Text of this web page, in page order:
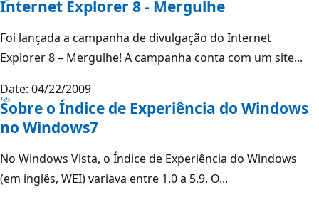
Internet Explorer 8 - Mergulhe
Foi lançada a campanha de divulgação do Internet
Explorer 8 – Mergulhe! A campanha conta com um site...
Date: 04/22/2009
Sobre o Índice de Experiência do Windows
no Windows7
No Windows Vista, o Índice de Experiência do Windows
(em inglês, WEI) variava entre 1.0 a 5.9. O...